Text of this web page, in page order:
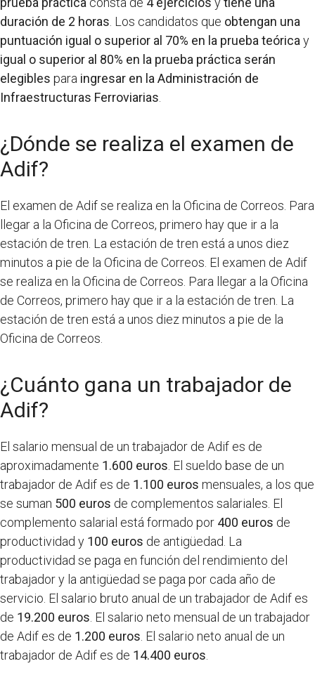
duración de 2 horas . Los candidatos que obtengan una
puntuación igual o superior al 70% en la prueba teórica y
igual o superior al 80% en la prueba práctica serán
elegibles para ingresar en la Administración de
Infraestructuras Ferroviarias
¿Dónde se realiza el examen de
Adif?
El examen de Adif se realiza en la Oficina de Correos. Para
llegar a la Oficina de Correos, primero hay que ir a la
estación de tren. La estación de tren está a unos diez
minutos a pie de la Oficina de Correos. El examen de Adif
se realiza en la Oficina de Correos. Para llegar a la Oficina
de Correos, primero hay que ir a la estación de tren. La
estación de tren está a unos diez minutos a pie de la
Oficina de Correos.
¿Cuánto gana un trabajador de
Adif?
El salario mensual de un trabajador de Adif es de
aproximadamente 1.600 euros . El sueldo base de un
trabajador de Adif es de 1.100 euros mensuales, a los que
se suman 500 euros de complementos salariales. El
complemento salarial está formado por 400 euros de
productividad y 100 euros de antigüedad. La
productividad se paga en función del rendimiento del
trabajador y la antigüedad se paga por cada año de
servicio. El salario bruto anual de un trabajador de Adif es
de 19.200 euros . El salario neto mensual de un trabajador
de Adif es de 1.200 euros . El salario neto anual de un
trabajador de Adif es de 14.400 euros